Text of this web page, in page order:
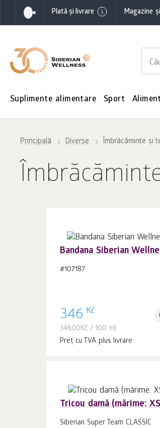
Plată și livrare Magazine
Suplimente alimentare Sport
Principală Diverse Îmbrăcăminte și
Bandana Siberian
#107187
346 Kč
34600Kč / 100 ml
Preț cu TVA plus livrare
Tricou damă (mărime:
Siberian Super Team CLASSIC